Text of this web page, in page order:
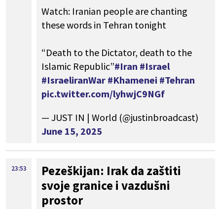
Watch: Iranian people are chanting
these words in Tehran tonight
“Death to the Dictator, death to the
Islamic Republic”#Iran #Israel
#IsraeliranWar #Khamenei #Tehran
pic.twitter.com/lyhwjC9NGf
— JUST IN | World (@justinbroadcast)
June 15, 2025
23:53
Pezeškijan: Irak da zaštiti
svoje granice i vazdušni
prostor